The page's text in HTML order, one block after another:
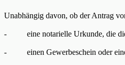
Unabhängig davon, ob der Antrag
- eine notarielle Urkunde, die die
- einen Gewerbeschein oder eine